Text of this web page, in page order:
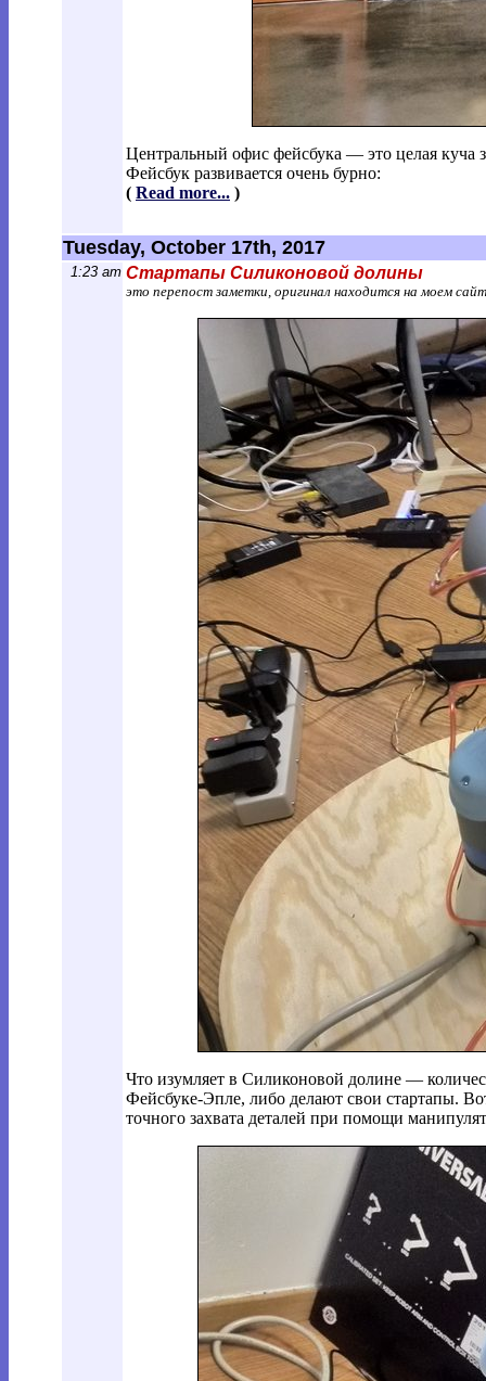
Центральный офис фейсбука — это целая куча
Фейсбук развивается очень бурно:
( Read more... )
Tuesday, October 17th, 2017
1:23 am Стартапы Силиконовой долины
это перепост заметки, оригинал находится на моем
Что изумляет в Силиконовой долине —
Фейсбуке-Эпле, либо делают свои стартапы.
точного захвата деталей при помощи